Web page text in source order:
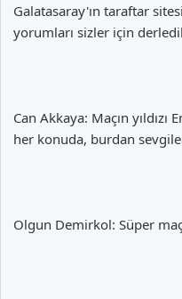
Galatasaray'ın taraftar
yorumları sizler için
Can Akkaya: Maçın
her konuda, burdan
Olgun Demirkol: Süper